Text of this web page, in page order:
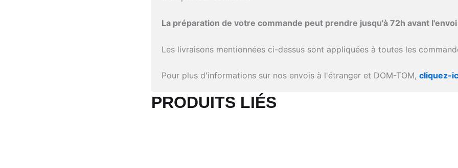
La préparation de votre commande peut prendre jusqu'à 72h avant
Les livraisons mentionnées ci-dessus sont appliquées à toutes les
Pour plus d'informations sur nos envois à l'étranger et DOM-TOM, cliquez-
PRODUITS LIÉS​